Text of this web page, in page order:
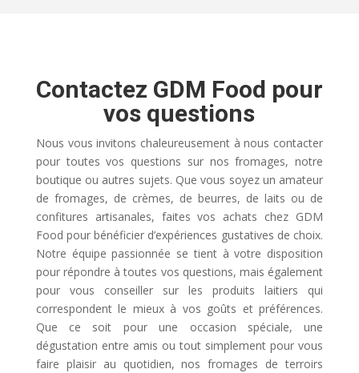
Contactez GDM Food pour
vos questions
Nous vous invitons chaleureusement à nous contacter
pour toutes vos questions sur nos fromages, notre
boutique ou autres sujets. Que vous soyez un amateur
de fromages, de crèmes, de beurres, de laits ou de
confitures artisanales, faites vos achats chez GDM
Food pour bénéficier d’expériences gustatives de choix.
Notre équipe passionnée se tient à votre disposition
pour répondre à toutes vos questions, mais également
pour vous conseiller sur les produits laitiers qui
correspondent le mieux à vos goûts et préférences.
Que ce soit pour une occasion spéciale, une
dégustation entre amis ou tout simplement pour vous
faire plaisir au quotidien, nos fromages de terroirs